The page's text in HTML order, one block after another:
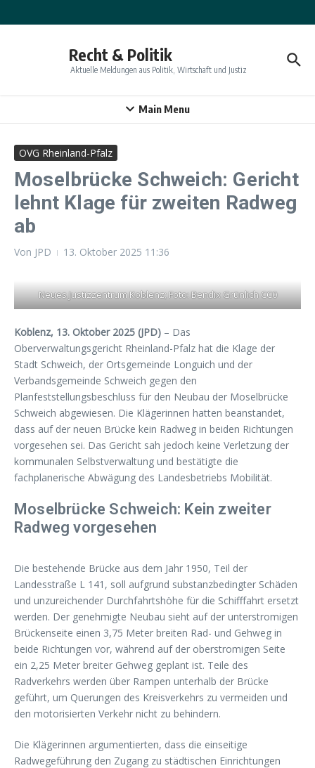
Recht & Politik
Aktuelle Meldungen aus Politik, Wirtschaft und Justiz
Main Menu
OVG Rheinland-Pfalz
Moselbrücke Schweich: Gericht
lehnt Klage für zweiten Radweg
ab
Von JPD 13. Oktober 2025 11:36
Neues Justizzentrum Koblenz; Foto: Bendix Grünlich CC0
Koblenz, 13. Oktober 2025 (JPD) – Das
Oberverwaltungsgericht Rheinland-Pfalz hat die Klage der
Stadt Schweich, der Ortsgemeinde Longuich und der
Verbandsgemeinde Schweich gegen den
Planfeststellungsbeschluss für den Neubau der Moselbrücke
Schweich abgewiesen. Die Klägerinnen hatten beanstandet,
dass auf der neuen Brücke kein Radweg in beiden Richtungen
vorgesehen sei. Das Gericht sah jedoch keine Verletzung der
kommunalen Selbstverwaltung und bestätigte die
fachplanerische Abwägung des Landesbetriebs Mobilität.
Moselbrücke Schweich: Kein zweiter
Radweg vorgesehen
Die bestehende Brücke aus dem Jahr 1950, Teil der
Landesstraße L 141, soll aufgrund substanzbedingter Schäden
und unzureichender Durchfahrtshöhe für die Schifffahrt ersetzt
werden. Der genehmigte Neubau sieht auf der unterstromigen
Brückenseite einen 3,75 Meter breiten Rad- und Gehweg in
beide Richtungen vor, während auf der oberstromigen Seite
ein 2,25 Meter breiter Gehweg geplant ist. Teile des
Radverkehrs werden über Rampen unterhalb der Brücke
geführt, um Querungen des Kreisverkehrs zu vermeiden und
den motorisierten Verkehr nicht zu behindern.
Die Klägerinnen argumentierten, dass die einseitige
Radwegeführung den Zugang zu städtischen Einrichtungen